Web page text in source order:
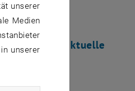
Forschung aktuelle
unserer
Medien
unserer